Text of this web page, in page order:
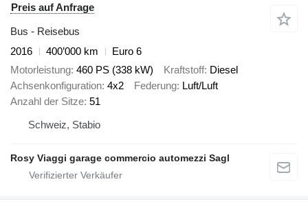
Preis auf Anfrage
Bus - Reisebus
2016
400’000 km
Euro 6
Motorleistung 460 PS (338 kW) Kraftstoff Diesel
Achsenkonfiguration 4x2 Federung Luft/Luft
Anzahl der Sitze 51
Schweiz, Stabio
Rosy Viaggi garage commercio automezzi Sagl